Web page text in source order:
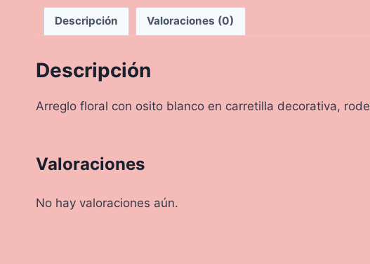
Descripción Valoraciones (0)
Descripción
Arreglo floral con osito blanco en carretilla decorativa,
Valoraciones
No hay valoraciones aún.